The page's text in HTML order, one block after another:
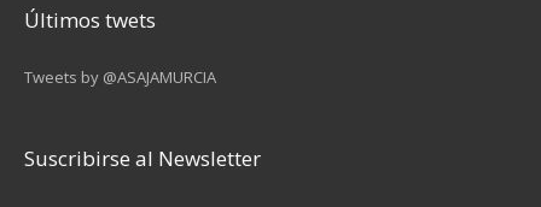
Últimos twets
Tweets by @ASAJAMURCIA
Suscribirse al Newsletter